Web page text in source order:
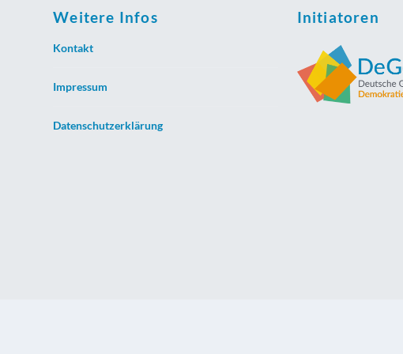
Weitere Infos
Kontakt
Impressum
Datenschutzerklärung
Initiatoren